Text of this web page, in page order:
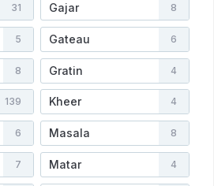
31 Gajar 8
5 Gateau 6
8 Gratin 4
139 Kheer 4
6 Masala 8
7 Matar 4